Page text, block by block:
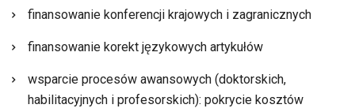
finansowanie konferencji krajowych i zagranicznych
finansowanie korekt językowych artykułów
wsparcie procesów awansowych (doktorskich,
habilitacyjnych i profesorskich): pokrycie kosztów